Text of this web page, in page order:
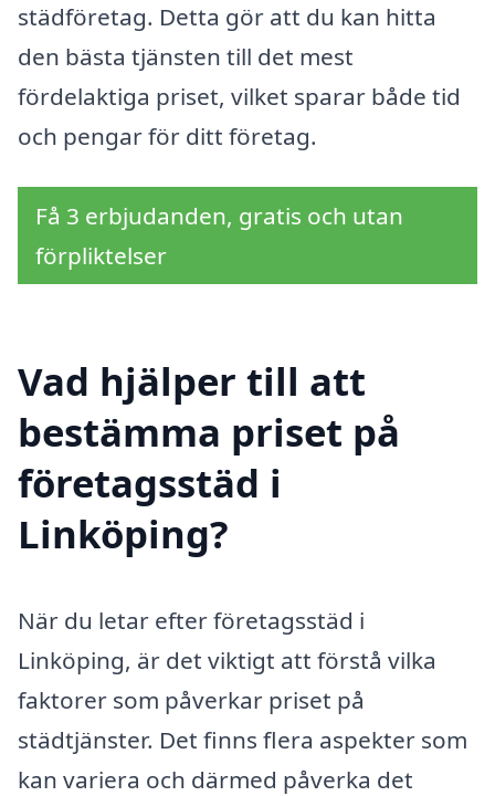
städföretag. Detta gör att du kan hitta
den bästa tjänsten till det mest
fördelaktiga priset, vilket sparar både tid
och pengar för ditt företag.
Få 3 erbjudanden, gratis och utan
förpliktelser
Vad hjälper till att
bestämma priset på
företagsstäd i
Linköping?
När du letar efter företagsstäd i
Linköping, är det viktigt att förstå vilka
faktorer som påverkar priset på
städtjänster. Det finns flera aspekter som
kan variera och därmed påverka det